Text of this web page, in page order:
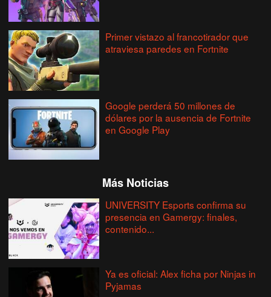
Primer vistazo al francotirador que
atraviesa paredes en Fortnite
Google perderá 50 millones de
dólares por la ausencia de Fortnite
en Google Play
Más Noticias
UNIVERSITY Esports confirma su
presencia en Gamergy: finales,
contenido...
Ya es oficial: Alex ficha por Ninjas in
Pyjamas